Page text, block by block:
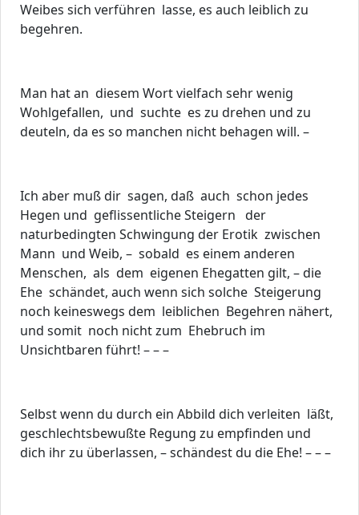
Weibes sich verführen lasse, es auch leiblich zu
begehren.
Man hat an diesem Wort vielfach sehr wenig
Wohlgefallen, und suchte es zu drehen und zu
deuteln, da es so manchen nicht behagen will. –
Ich aber muß dir sagen, daß auch schon jedes
Hegen und geflissentliche Steigern der
naturbedingten Schwingung der Erotik zwischen
Mann und Weib, – sobald es einem anderen
Menschen, als dem eigenen Ehegatten gilt, – die
Ehe schändet, auch wenn sich solche Steigerung
noch keineswegs dem leiblichen Begehren nähert,
und somit noch nicht zum Ehebruch im
Unsichtbaren führt! – – –
Selbst wenn du durch ein Abbild dich verleiten läßt,
geschlechtsbewußte Regung zu empfinden und
dich ihr zu überlassen, – schändest du die Ehe! – – –